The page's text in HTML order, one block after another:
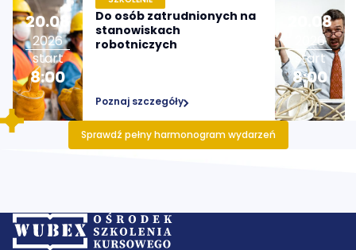
20.08
2026
start
8:00
Do osób zatrudnionych na
stanowiskach
robotniczych
Poznaj szczegóły
08
2026
start
8:00
Sprawdź pełny harmonogram wydarzeń